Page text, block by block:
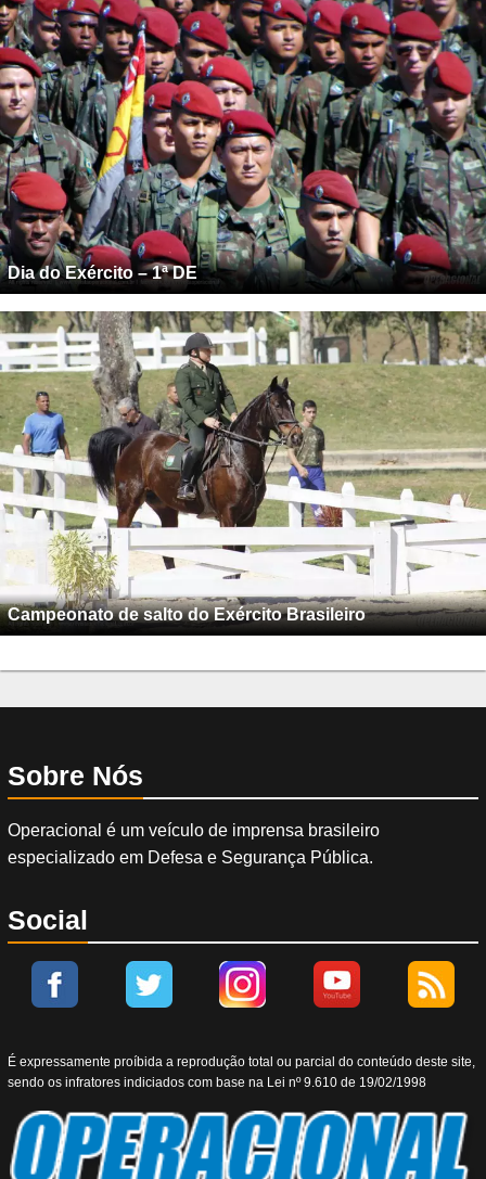
Dia do Exército – 1ª DE
Campeonato de salto do Exército Brasileiro
Sobre Nós
Operacional é um veículo de imprensa brasileiro
especializado em Defesa e Segurança Pública.
Social
É expressamente proíbida a reprodução total ou parcial do conteúdo deste site,
sendo os infratores indiciados com base na Lei nº 9.610 de 19/02/1998